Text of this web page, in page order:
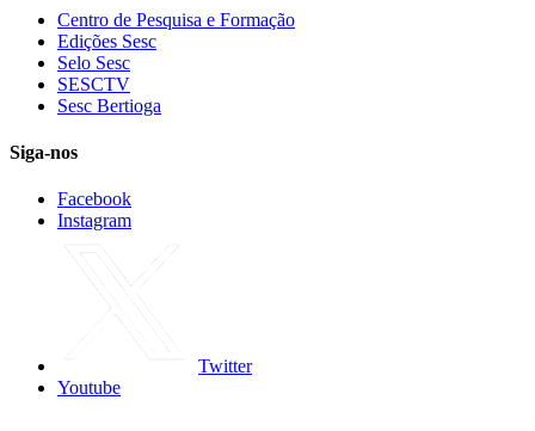
Centro de Pesquisa e Formação
Edições Sesc
Selo Sesc
SESCTV
Sesc Bertioga
Siga-nos
Facebook
Instagram
Twitter
Youtube